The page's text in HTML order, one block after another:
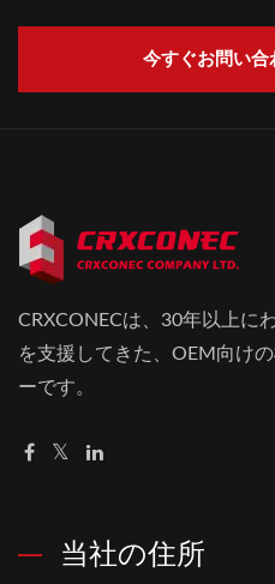
今すぐお問い合
CRXCONECは、30年以上に
を支援してきた、OEM向け
ーです。
当社の住所